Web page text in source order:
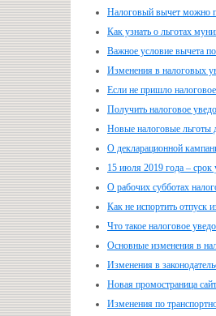
Налоговый вычет можно
Как узнать о льготах
Важное условие вычета
Изменения в налоговых
Если не пришло
Получить налоговое
Новые налоговые льготы
О декларационной
15 июля 2019 года –
О рабочих субботах
Как не испортить отпуск
Что такое налоговое
Основные изменения в
Изменения в
Новая промостраница
Изменения по